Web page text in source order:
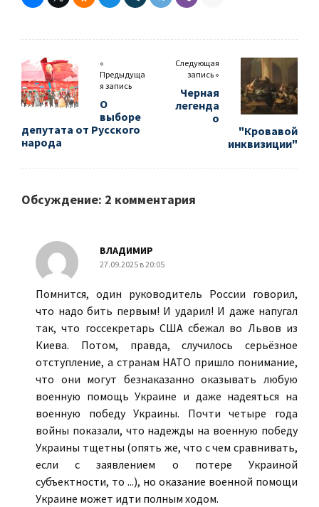
«
Предыдуща
я запись
О
выборе
депутата от Русского
народа
Следующая
запись »
Черная
легенда
о
"Кровавой
инквизиции"
Обсуждение: 2 комментария
ВЛАДИМИР
27.09.2025 в 20:05
Помнится, один руководитель России говорил,
что надо бить первым! И ударил! И даже напугал
так, что госсекретарь США сбежал во Львов из
Киева. Потом, правда, случилось серьёзное
отступление, а странам НАТО пришло понимание,
что они могут безнаказанно оказывать любую
военную помощь Украине и даже надеяться на
военную победу Украины. Почти четыре года
войны показали, что надежды на военную победу
Украины тщетны (опять же, что с чем сравнивать,
если с заявлением о потере Украиной
субъектности, то ...), но оказание военной помощи
Украине может идти полным ходом.